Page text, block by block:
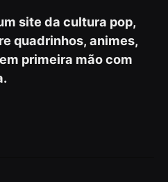
site da cultura pop,
quadrinhos, animes,
primeira mão com